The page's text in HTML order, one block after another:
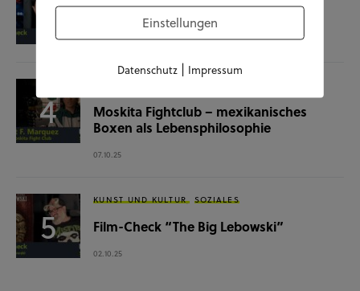
Film-Check “Christine”
23.10.25
Moskita Fightclub – mexikanisches
Boxen als Lebensphilosophie
07.10.25
KUNST UND KULTUR SOZIALES
Film-Check “The Big Lebowski”
02.10.25
Einstellungen
Datenschutz| Impressum